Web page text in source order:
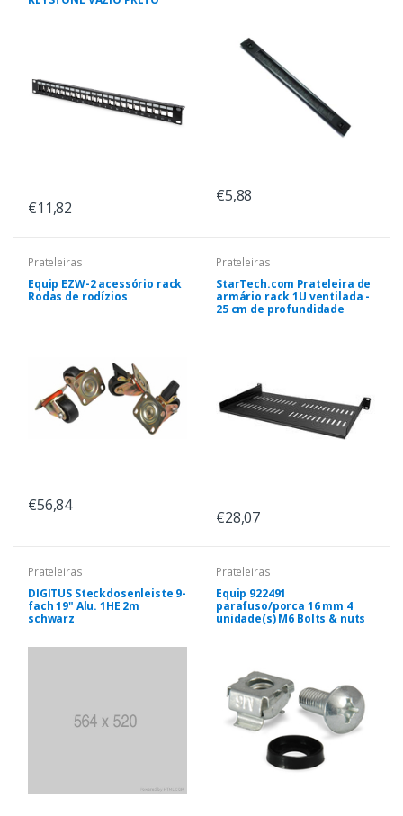
€11,82
€5,88
Prateleiras
Equip EZW-2 acessório rack
Rodas de rodízios
€56,84
Prateleiras
StarTech.com Prateleira de
armário rack 1U ventilada -
25 cm de profundidade
€28,07
Prateleiras
DIGITUS Steckdosenleiste 9-
fach 19" Alu. 1HE 2m
schwarz
Prateleiras
Equip 922491
parafuso/porca 16 mm 4
unidade(s) M6 Bolts & nuts